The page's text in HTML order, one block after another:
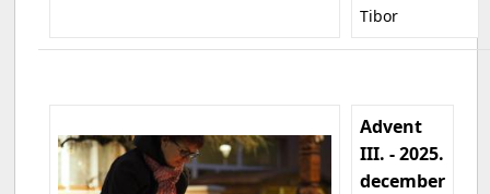
Tibor
Advent
III. - 2025.
december